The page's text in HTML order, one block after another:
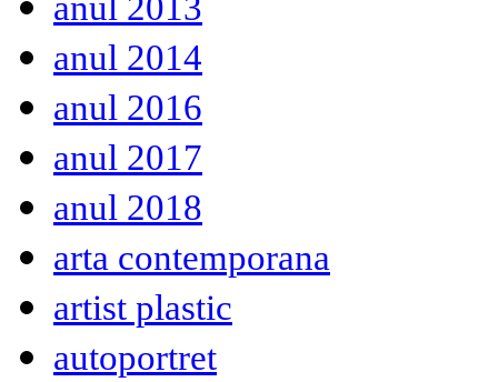
anul 2014
anul 2016
anul 2017
anul 2018
arta contemporana
artist plastic
autoportret